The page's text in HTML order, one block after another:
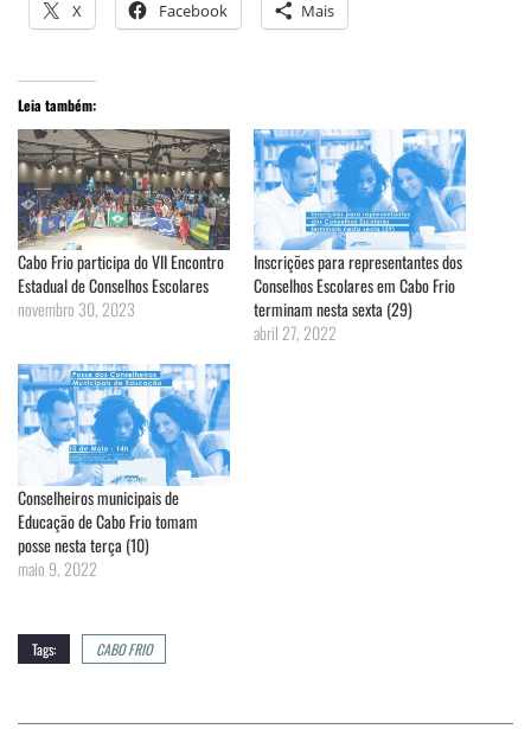
X Facebook Mais
Leia também:
Cabo Frio participa do VII Encontro
Estadual de Conselhos Escolares
novembro 30, 2023
Inscrições para representantes dos
Conselhos Escolares em Cabo Frio
terminam nesta sexta (29)
abril 27, 2022
Conselheiros municipais de
Educação de Cabo Frio tomam
posse nesta terça (10)
maio 9, 2022
Tags: CABO FRIO